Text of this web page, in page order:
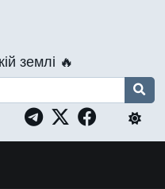
землі 🔥